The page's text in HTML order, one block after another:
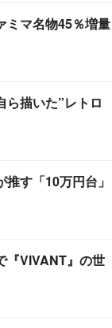
ミマ名物45％増量
描いた”レトロ
推す「10万円台」
『VIVANT』の世